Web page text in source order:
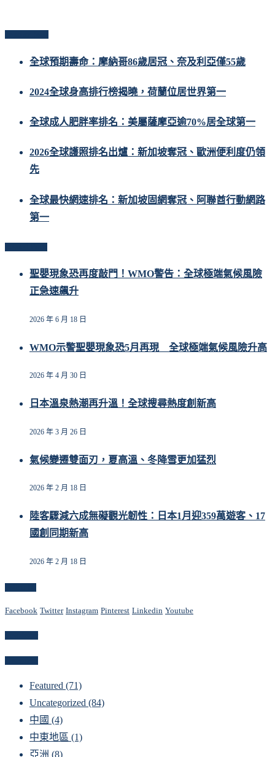
全球預期壽命：摩納哥86歲居冠、奈及利亞僅55歲
2024全球身高排行榜揭曉，荷蘭位居世界第一
全球成人肥胖率排名：美屬薩摩亞逾70%居全球第一
2026全球護照排名出爐：新加坡奪冠、歐洲便利度仍領
先
全球最快網速排名：新加坡固網奪冠、阿聯酋行動網路
第一
聖嬰現象恐再度敲門！WMO警告：全球極端氣候風險
正急速飆升
2026 年 6 月 18 日
WMO示警聖嬰現象恐5月再現 全球極端氣候風險升高
2026 年 4 月 30 日
日本溫泉熱潮再升溫！全球搜尋熱度創新高
2026 年 3 月 26 日
氣候變遷雙面刃，夏高溫、冬降雪更加猛烈
2026 年 2 月 18 日
陸客驟減六成無礙觀光韌性：日本1月迎359萬遊客、17
國創同期新高
2026 年 2 月 18 日
Facebook Twitter Instagram Pinterest Linkedin Youtube
Featured (71)
Uncategorized (84)
中國 (4)
中東地區 (1)
亞洲 (8)